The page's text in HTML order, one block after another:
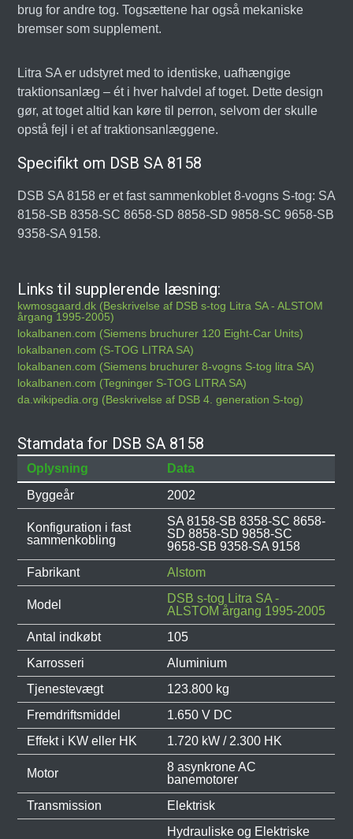
brug for andre tog. Togsættene har også mekaniske
bremser som supplement.
Litra SA er udstyret med to identiske, uafhængige
traktionsanlæg – ét i hver halvdel af toget. Dette design
gør, at toget altid kan køre til perron, selvom der skulle
opstå fejl i et af traktionsanlæggene.
Specifikt om DSB SA 8158
DSB SA 8158 er et fast sammenkoblet 8-vogns S-tog: SA
8158-SB 8358-SC 8658-SD 8858-SD 9858-SC 9658-SB
9358-SA 9158.
Links til supplerende læsning:
kwmosgaard.dk (Beskrivelse af DSB s-tog Litra SA - ALSTOM
årgang 1995-2005)
lokalbanen.com (Siemens bruchurer 120 Eight-Car Units)
lokalbanen.com (S-TOG LITRA SA)
lokalbanen.com (Siemens bruchurer 8-vogns S-tog litra SA)
lokalbanen.com (Tegninger S-TOG LITRA SA)
da.wikipedia.org (Beskrivelse af DSB 4. generation S-tog)
Stamdata for DSB SA 8158
Oplysning
Data
Byggeår
2002
Konfiguration i fast
sammenkobling
SA 8158-SB 8358-SC 8658-
SD 8858-SD 9858-SC
9658-SB 9358-SA 9158
Fabrikant
Alstom
Model
DSB s-tog Litra SA -
ALSTOM årgang 1995-2005
Antal indkøbt
105
Karrosseri
Aluminium
Tjenestevægt
123.800 kg
Fremdriftsmiddel
1.650 V DC
Effekt i KW eller HK
1.720 kW / 2.300 HK
Motor
8 asynkrone AC
banemotorer
Transmission
Elektrisk
Hydrauliske og Elektriske